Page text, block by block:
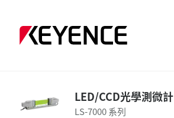
LED/CCD光學測微計
LS-7000 系列